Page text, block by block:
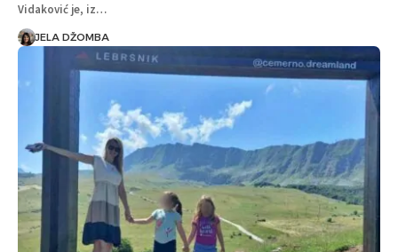
Vidaković je, iz…
JELA DŽOMBA